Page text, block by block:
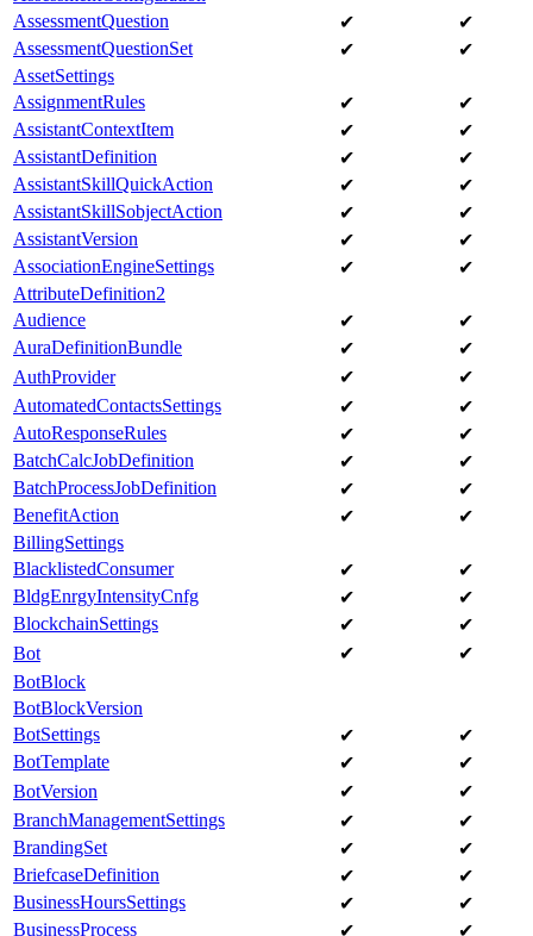
AssessmentQuestion
✔ ✔
AssessmentQuestionSet
✔ ✔
AssetSettings
AssignmentRules
✔ ✔
AssistantContextItem
✔ ✔
AssistantDefinition
✔ ✔
AssistantSkillQuickAction
✔ ✔
AssistantSkillSobjectAction
✔ ✔
AssistantVersion
✔ ✔
AssociationEngineSettings
✔
✔
AttributeDefinition2
Audience
✔
✔
AuraDefinitionBundle
✔ ✔
AuthProvider
✔ ✔
AutomatedContactsSettings
✔
✔
AutoResponseRules
✔ ✔
BatchCalcJobDefinition
✔ ✔
BatchProcessJobDefinition
✔ ✔
BenefitAction
✔ ✔
BillingSettings
BlacklistedConsumer
✔ ✔
BldgEnrgyIntensityCnfg
✔ ✔
BlockchainSettings
✔
✔
Bot
✔ ✔
BotBlock
BotBlockVersion
BotSettings
✔
✔
BotTemplate
✔ ✔
BotVersion
✔ ✔
BranchManagementSettings ✔
✔
BrandingSet
✔ ✔
BriefcaseDefinition
✔ ✔
BusinessHoursSettings
✔
✔
BusinessProcess
✔ ✔